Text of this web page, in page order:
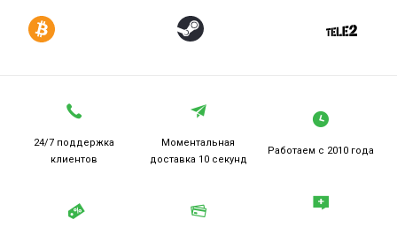
24/7 поддержка
клиентов
Моментальная
доставка 10 секунд
Работаем с 2010 года